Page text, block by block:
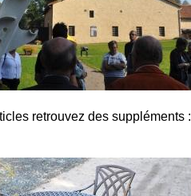
retrouvez des suppléments :